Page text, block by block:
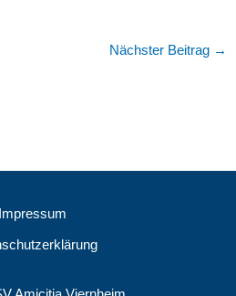
Nächster Beitrag →
Impressum